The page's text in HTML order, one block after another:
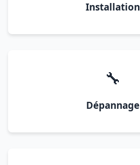
Installation
🔧
Dépannage